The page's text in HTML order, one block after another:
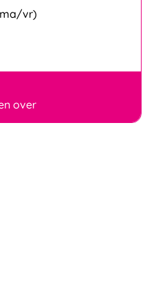
over